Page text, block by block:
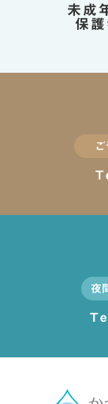
未成
保
夜